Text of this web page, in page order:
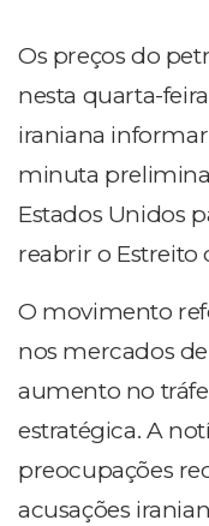
Os preços do
nesta quarta-
iraniana
minuta
Estados Unidos
reabrir o Estreito
O movimento
nos mercados
aumento no
estratégica. A
preocupações
acusações